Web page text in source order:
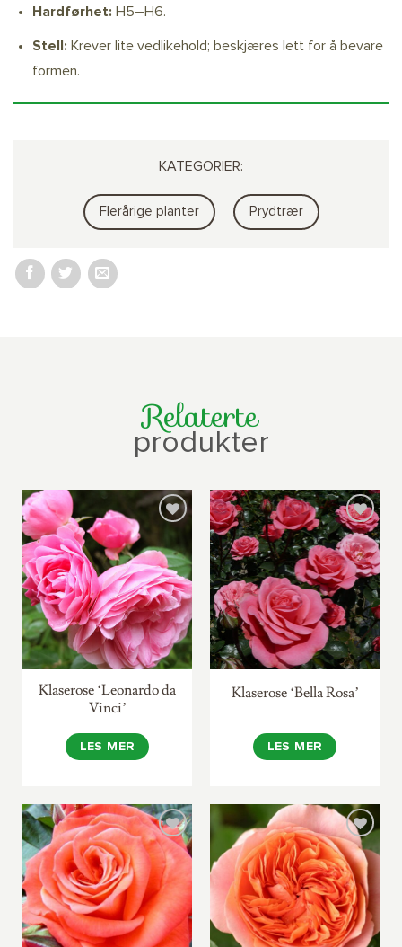
Hardførhet: H5–H6.
Stell: Krever lite vedlikehold; beskjæres lett for å bevare
formen.
KATEGORIER:
Flerårige planter Prydtrær
Relaterte
produkter
Klaserose ‘Leonardo da
Vinci’
LES MER
Klaserose ‘Bella Rosa’
LES MER